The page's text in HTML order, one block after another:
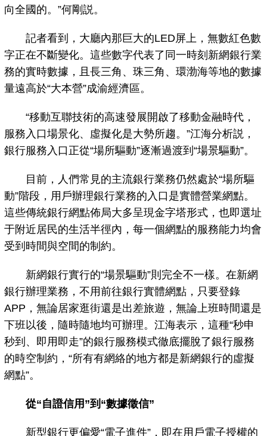
向全國的。”何剛説。
記者看到，大廳內那巨大的LED屏上，無數紅色數
字正在不斷變化。這些數字代表了同一時刻新網銀行業
務的實時數據，且長三角、珠三角、環渤海等地的數據
量遠高於“大本營”成渝經濟區。
“移動互聯技術的高速發展開啟了移動金融時代，
服務入口場景化、虛擬化是大勢所趨。”江海分析説，
銀行服務入口正從“場所驅動”逐漸過渡到“場景驅動”。
目前，人們常見的主流銀行業務仍然處於“場所驅
動”階段，用戶辦理銀行業務的入口是實體營業網點。
這些傳統銀行網點佈局大多呈現金字塔形式，也即選址
于附近居民的生活半徑內，每一個網點的服務能力均會
受到時間與空間的制約。
新網銀行實行的“場景驅動”則完全不一樣。在新網
銀行辦理業務，不用前往銀行實體網點，只要登錄
APP，無論居家逛街還是出差旅遊，無論上班時間還是
下班以後，隨時隨地均可辦理。江海表示，這種“秒申
秒到、即用即走”的銀行服務模式徹底擺脫了銀行服務
的時空制約，“所有有網絡的地方都是新網銀行的虛擬
網點”。
從“自證信用”到“數據徵信”
新型銀行更偏愛“電子進件”，即在用戶電子授權的